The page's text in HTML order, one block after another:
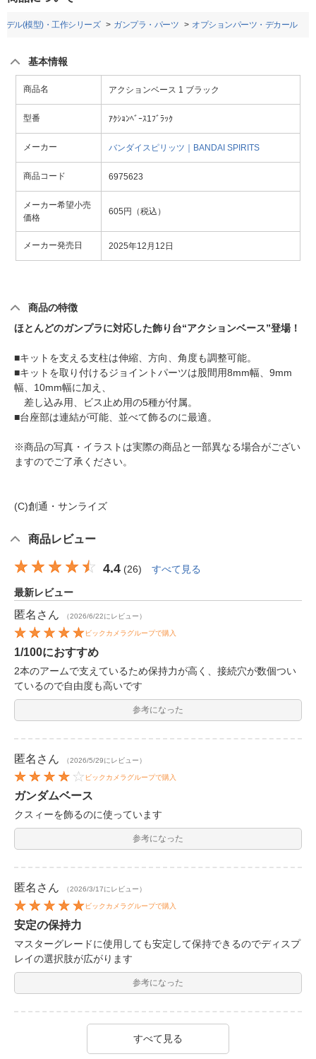
デル(模型)・工作シリーズ ガンプラ・パーツ オプションパーツ・デカール
基本情報
商品名 アクションベース 1 ブラック
型番 ｱｸｼｮﾝﾍﾞｰｽ1ﾌﾞﾗｯｸ
メーカー バンダイスピリッツ｜BANDAI SPIRITS
商品コード 6975623
メーカー希望小売
価格
605円（税込）
メーカー発売日 2025年12月12日
商品の特徴
ほとんどのガンプラに対応した飾り台“アクションベース”登場！
■キットを支える支柱は伸縮、方向、角度も調整可能。
■キットを取り付けるジョイントパーツは股間用8mm幅、9mm
幅、10mm幅に加え、
差し込み用、ビス止め用の5種が付属。
■台座部は連結が可能、並べて飾るのに最適。
※商品の写真・イラストは実際の商品と一部異なる場合がござい
ますのでご了承ください。
(C)創通・サンライズ
商品レビュー
4.4 (26) すべて見る
最新レビュー
匿名 さん （2026/6/22にレビュー）
ビックカメラグループで購入
1/100におすすめ
2本のアームで支えているため保持力が高く、接続穴が数個つい
ているので自由度も高いです
参考になった
匿名 さん （2026/5/29にレビュー）
ビックカメラグループで購入
ガンダムベース
クスィーを飾るのに使っています
参考になった
匿名 さん （2026/3/17にレビュー）
ビックカメラグループで購入
安定の保持力
マスターグレードに使用しても安定して保持できるのでディスプ
レイの選択肢が広がります
参考になった
すべて見る